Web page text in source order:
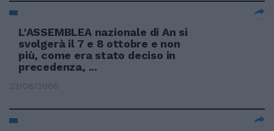
L'ASSEMBLEA nazionale di An si
svolgerà il 7 e 8 ottobre e non
più, come era stato deciso in
precedenza, ...
23/08/2006